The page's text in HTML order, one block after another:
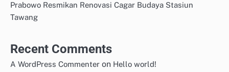
Prabowo Resmikan Renovasi Cagar Budaya Stasiun
Tawang
Recent Comments
A WordPress Commenter on Hello world!